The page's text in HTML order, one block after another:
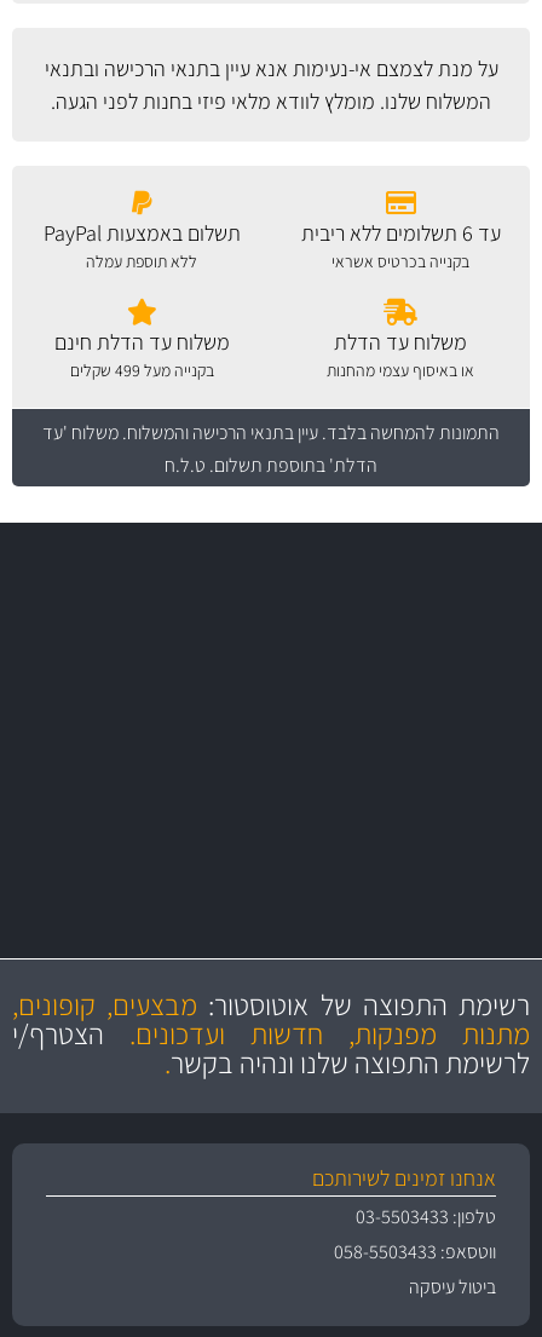
על מנת לצמצם אי-נעימות אנא עייןבתנאי הרכישה ובתנאי
המשלוח שלנו. מומלץ לוודא מלאי פיזי בחנות לפני הגעה.
עד 6 תשלומים ללא ריבית
בקנייה בכרטיס אשראי
תשלום באמצעות PayPal
ללא תוספת עמלה
משלוח עד הדלת
או באיסוף עצמי מהחנות
משלוח עד הדלת חינם
בקנייה מעל 499 שקלים
התמונות להמחשה בלבד.עיין בתנאי הרכישה והמשלוח. משלוח 'עד
הדלת' בתוספת תשלום. ט.ל.ח
מקצועיות
ושירות מצויין
מחירים
הוגנים
והיצע מוצרים איכותירשימת התפוצה של אוטוסטור: מבצעים, קופונים,
מתנות מפנקות, חדשות ועדכונים. הצטרף/י
לרשימת התפוצה שלנו ונהיה בקשר.
אנחנו זמינים לשירותכם
טלפון: 03-5503433
ווטסאפ: 058-5503433
ביטול עיסקה